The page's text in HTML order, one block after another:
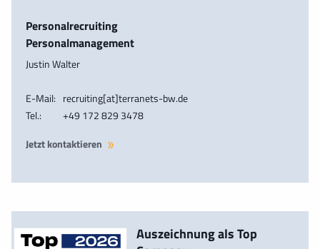
Personalrecruiting
Personalmanagement
Justin Walter
E-Mail: recruiting[at]terranets-bw.de
Tel.:
+49 172 829 3478
Jetzt kontaktieren
Auszeichnung als Top